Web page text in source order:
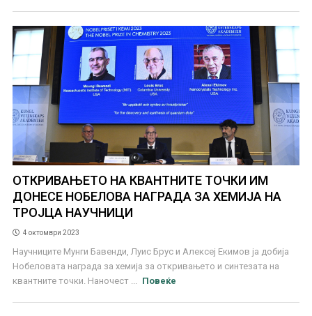
ОТКРИВАЊЕТО НА КВАНТНИТЕ ТОЧКИ ИМ
ДОНЕСЕ НОБЕЛОВА НАГРАДА ЗА ХЕМИЈА НА
ТРОЈЦА НАУЧНИЦИ
4 октомври 2023
Научниците Мунги Бавенди, Луис Брус и Алексеј Екимов ја добија
Нобеловата награда за хемија за откривањето и синтезата на
квантните точки. Наночест ...
Повеќе